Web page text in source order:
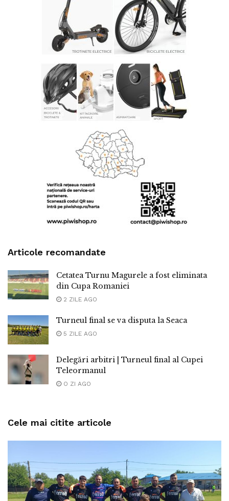
Articole recomandate
Cetatea Turnu Magurele a fost eliminata
din Cupa Romaniei
2 ZILE AGO
Turneul final se va disputa la Seaca
5 ZILE AGO
Delegări arbitri | Turneul final al Cupei
Teleormanul
O ZI AGO
Cele mai citite articole